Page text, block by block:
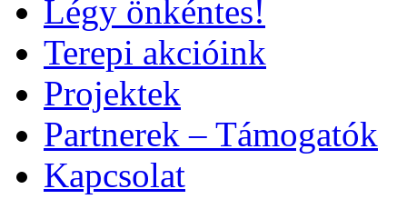
Légy önkéntes!
Terepi akcióink
Projektek
Partnerek – Támogatók
Kapcsolat